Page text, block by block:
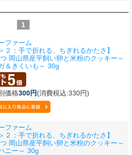
1
ファーム
２：手で折れる、ちぎれるかたさ】
岡山県産平飼い卵と米粉のクッキー～
＆きくいも～ 30g
価格300円(消費税込:330円)
ファーム
２：手で折れる、ちぎれるかたさ】
岡山県産平飼い卵と米粉のクッキー～
ニー～ 30g